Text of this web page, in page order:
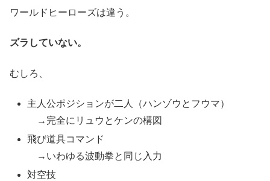
ワールドヒーローズは違う。
ズラしていない。
むしろ、
主人公ポジションが二人（ハンゾウとフウマ）
→完全にリュウとケンの構図
飛び道具コマンド
→いわゆる波動拳と同じ入力
対空技